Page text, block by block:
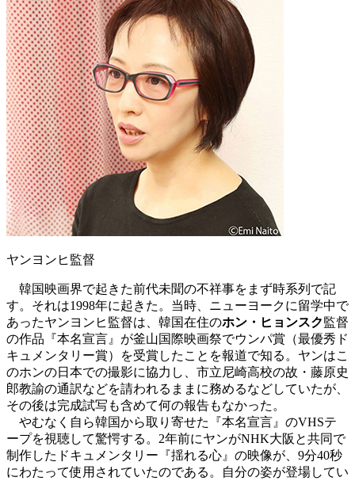
ヤンヨンヒ監督
韓国映画界で起きた前代未聞の不祥事をまず時系列で記
す。それは1998年に起きた。当時、ニューヨークに留学中で
あったヤンヨンヒ監督は、韓国在住のホン・ヒョンスク監督
の作品『本名宣言』が釜山国際映画祭でウンパ賞（最優秀ド
キュメンタリー賞）を受賞したことを報道で知る。ヤンはこ
のホンの日本での撮影に協力し、市立尼崎高校の故・藤原史
郎教諭の通訳などを請われるままに務めるなどしていたが、
その後は完成試写も含めて何の報告もなかった。
やむなく自ら韓国から取り寄せた『本名宣言』のVHSテ
ープを視聴して驚愕する。2年前にヤンがNHK大阪と共同で
制作したドキュメンタリー『揺れる心』の映像が、9分40秒
にわたって使用されていたのである。自分の姿が登場してい